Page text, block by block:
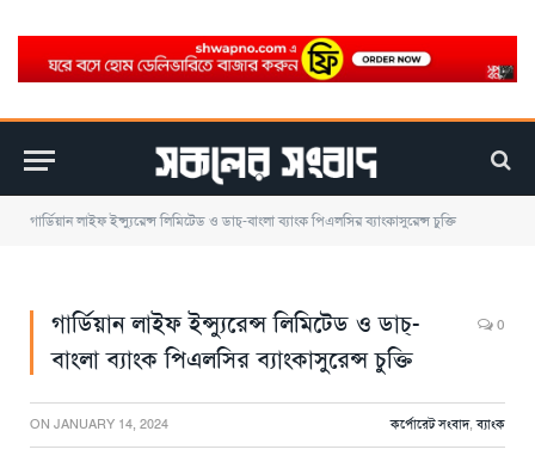
গার্ডিয়ান লাইফ ইন্স্যুরেন্স লিমিটেড ও ডাচ্-বাংলা ব্যাংক পিএলসির ব্যাংকাসুরেন্স চুক্তি
গার্ডিয়ান লাইফ ইন্স্যুরেন্স লিমিটেড ও ডাচ্-
বাংলা ব্যাংক পিএলসির ব্যাংকাসুরেন্স চুক্তি
0
ON JANUARY 14, 2024 কর্পোরেট সংবাদ,ব্যাংক